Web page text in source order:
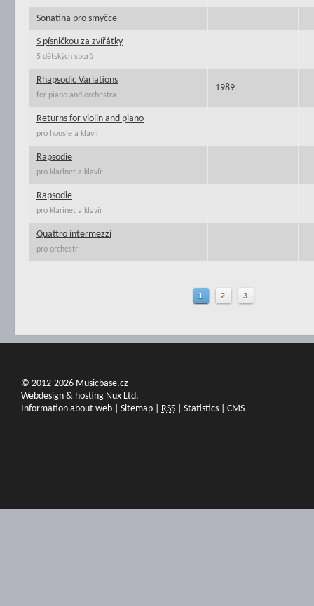
Sonatina pro smyčce
S písničkou za zvířátky
5 dětských sborů
Rhapsodic Variations
for piano and orchestra
1989
Returns for violin and piano
pro housle a klavír
Rapsodie
pro klarinet a klavír
Rapsodie
pro klarinet a klavír
Quattro intermezzi
pro orchestr
1 2 3
© 2012-2026 Musicbase.cz
Webdesign & hosting Nux Ltd.
Information about web
Sitemap RSS Statistics CMS